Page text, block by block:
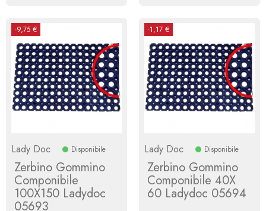
-9,75 €
Lady Doc Disponibile
Zerbino Gommino
Componibile
100X150 Ladydoc
05693
-1,17 €
Lady Doc Disponibile
Zerbino Gommino
Componibile 40X
60 Ladydoc 05694